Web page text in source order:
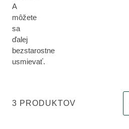
A
môžete
sa
ďalej
bezstarostne
usmievať.
3 PRODUKTOV